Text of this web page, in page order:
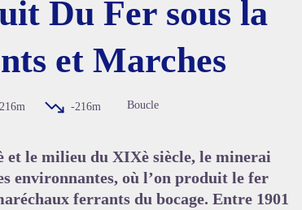
Voir l'image en plein écran
Du Fer sous la
et Marches
-216m Boucle
le milieu du XIXè siècle, le minerai
environnantes, où l’on produit le fer
ferrants du bocage. Entre 1901